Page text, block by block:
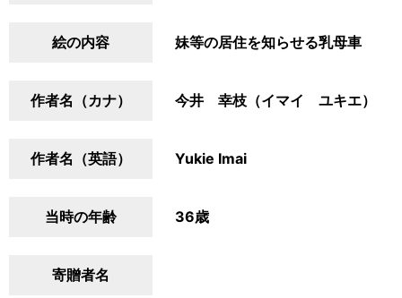
絵の内容 妹等の居住を知らせる乳母車
作者名（カナ） 今井 幸枝（イマイ ユキエ）
作者名（英語） Yukie Imai
当時の年齢 36歳
寄贈者名